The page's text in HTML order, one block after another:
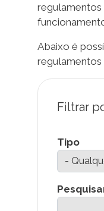
regulamentos
Abaixo é
regulamentos
Tipo